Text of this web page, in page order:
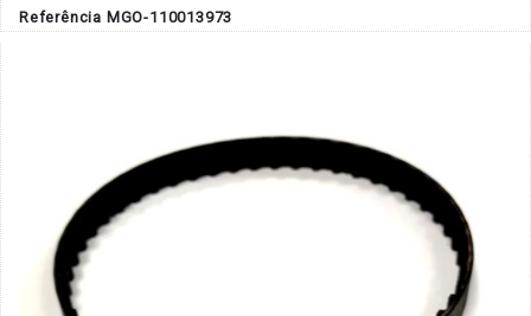
Referência MGO-110013973